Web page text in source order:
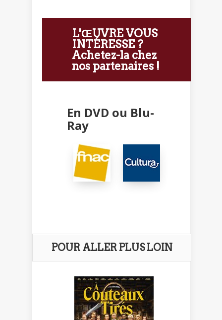
L'ŒUVRE VOUS
INTÉRESSE ?
Achetez-la chez
nos partenaires !
En DVD ou Blu-
Ray
POUR ALLER PLUS LOIN